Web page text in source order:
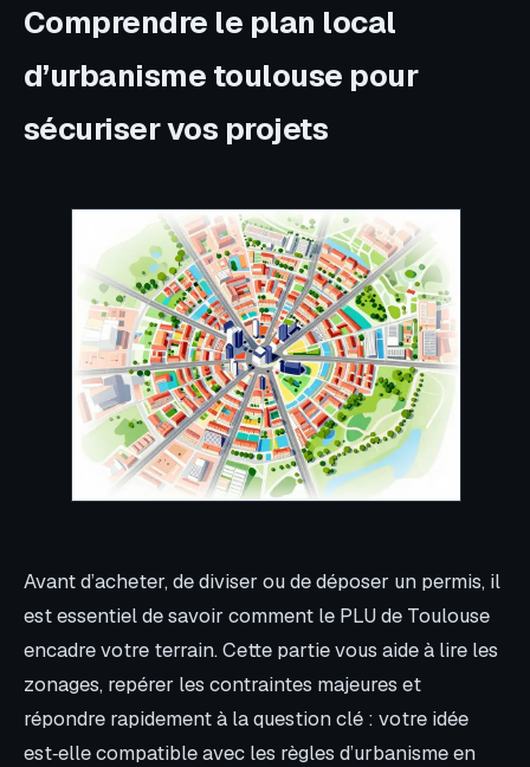
Comprendre le plan local
d’urbanisme toulouse pour
sécuriser vos projets
Avant d’acheter, de diviser ou de déposer un permis, il
est essentiel de savoir comment le PLU de Toulouse
encadre votre terrain. Cette partie vous aide à lire les
zonages, repérer les contraintes majeures et
répondre rapidement à la question clé : votre idée
est‑elle compatible avec les règles d’urbanisme en